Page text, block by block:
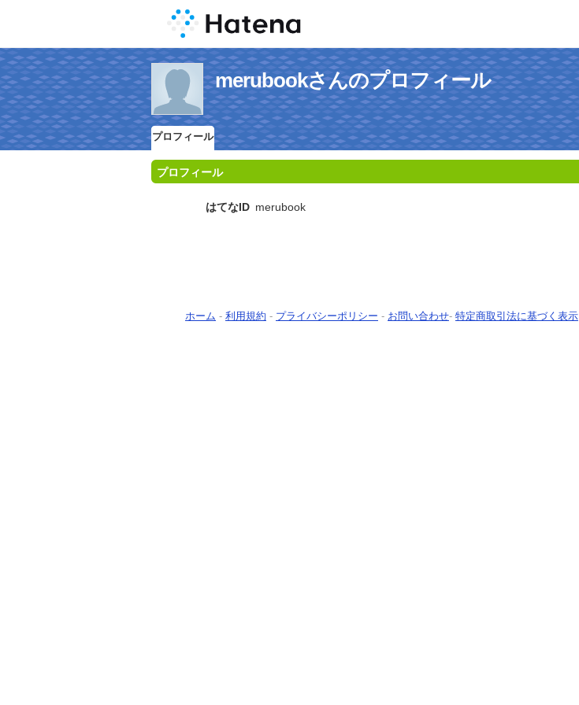
merubookさんのプロフィール
プロフィール
プロフィール
はてなID merubook
ホーム - 利用規約 - プライバシーポリシー - お問い合わせ- 特定商取引法に基づく表示